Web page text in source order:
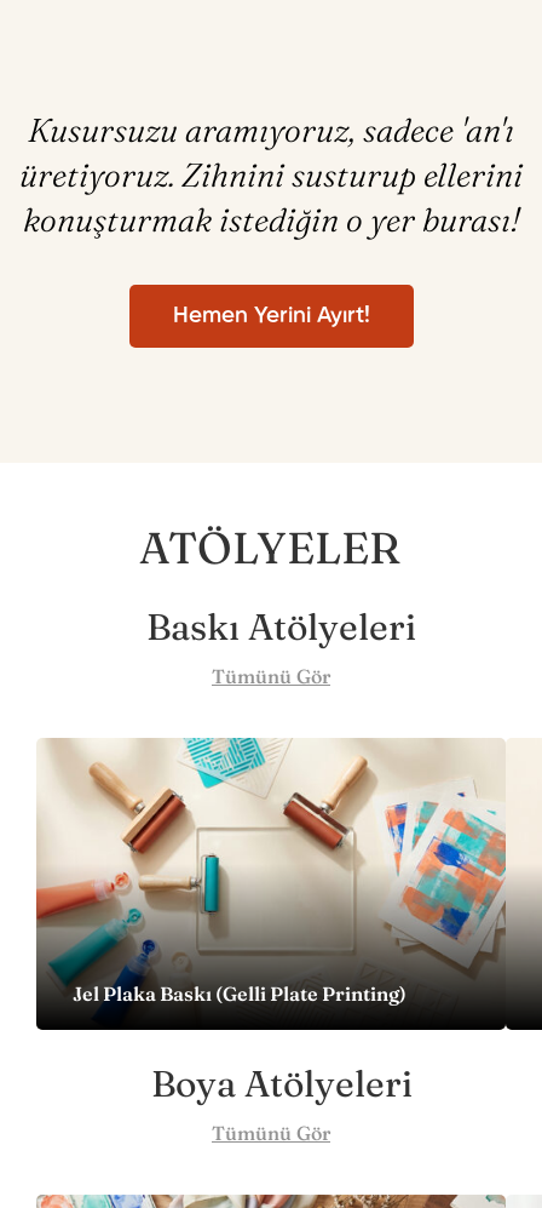
Kusursuzu aramıyoruz, sadece 'an'ı
üretiyoruz. Zihnini susturup ellerini
konuşturmak istediğin o yer burası!
Hemen Yerini Ayırt!
ATÖLYELER
Baskı Atölyeleri
Tümünü Gör
Jel Plaka Baskı (Gelli Plate Printing)
Boya Atölyeleri
Tümünü Gör